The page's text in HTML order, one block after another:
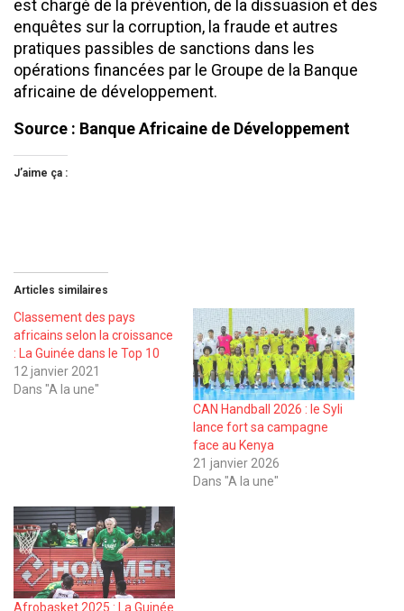
est chargé de la prévention, de la dissuasion et des
enquêtes sur la corruption, la fraude et autres
pratiques passibles de sanctions dans les
opérations financées par le Groupe de la Banque
africaine de développement.
Source : Banque Africaine de Développement
J’aime ça :
Articles similaires
Classement des pays
africains selon la croissance
: La Guinée dans le Top 10
12 janvier 2021
Dans "A la une"
CAN Handball 2026 : le Syli
lance fort sa campagne
face au Kenya
21 janvier 2026
Dans "A la une"
Afrobasket 2025 : La Guinée